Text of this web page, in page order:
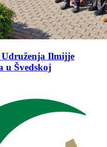
Udruženja Ilmijje
u Švedskoj